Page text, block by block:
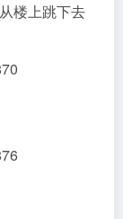
楼上跳下去